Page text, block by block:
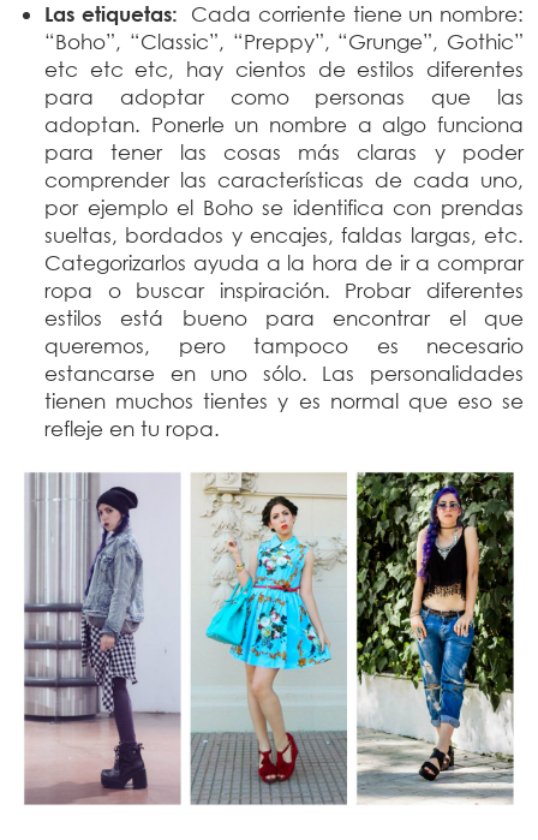
Las etiquetas: Cada corriente tiene un nombre:
“Boho”, “Classic”, “Preppy”, “Grunge”, Gothic”
etc etc etc, hay cientos de estilos diferentes
para adoptar como personas que las
adoptan. Ponerle un nombre a algo funciona
para tener las cosas más claras y poder
comprender las características de cada uno,
por ejemplo el Boho se identifica con prendas
sueltas, bordados y encajes, faldas largas, etc.
Categorizarlos ayuda a la hora de ir a comprar
ropa o buscar inspiración. Probar diferentes
estilos está bueno para encontrar el que
queremos, pero tampoco es necesario
estancarse en uno sólo. Las personalidades
tienen muchos tientes y es normal que eso se
refleje en tu ropa.